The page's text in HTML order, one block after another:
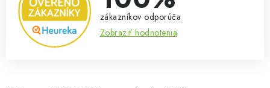
zákazníkov odporúča
Zobraziť hodnotenia